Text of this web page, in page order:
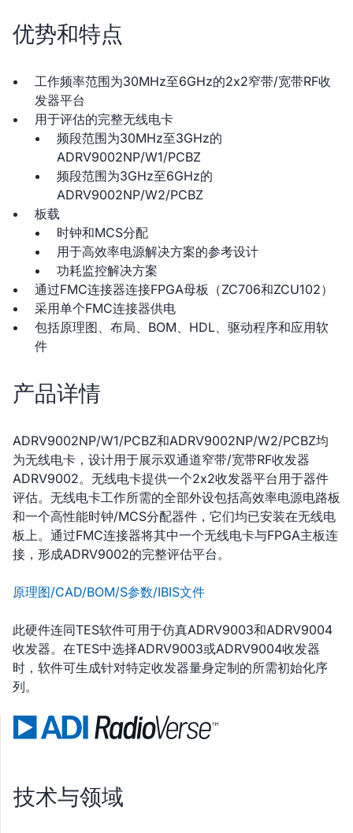
优势和特点
工作频率范围为30MHz至6GHz的2x2窄带/宽带RF收
发器平台
用于评估的完整无线电卡
频段范围为30MHz至3GHz的
ADRV9002NP/W1/PCBZ
频段范围为3GHz至6GHz的
ADRV9002NP/W2/PCBZ
板载
时钟和MCS分配
用于高效率电源解决方案的参考设计
功耗监控解决方案
通过FMC连接器连接FPGA母板（ZC706和ZCU102）
采用单个FMC连接器供电
包括原理图、布局、BOM、HDL、驱动程序和应用软
件
产品详情
ADRV9002NP/W1/PCBZ和ADRV9002NP/W2/PCBZ均
为无线电卡，设计用于展示双通道窄带/宽带RF收发器
ADRV9002。无线电卡提供一个2x2收发器平台用于器件
评估。无线电卡工作所需的全部外设包括高效率电源电路板
和一个高性能时钟/MCS分配器件，它们均已安装在无线电
板上。通过FMC连接器将其中一个无线电卡与FPGA主板连
接，形成ADRV9002的完整评估平台。
原理图/CAD/BOM/S参数/IBIS文件
此硬件连同TES软件可用于仿真ADRV9003和ADRV9004
收发器。在TES中选择ADRV9003或ADRV9004收发器
时，软件可生成针对特定收发器量身定制的所需初始化序
列。
技术与领域